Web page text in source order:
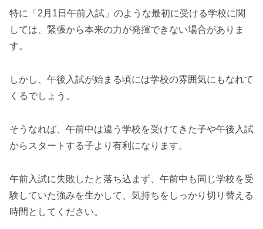
特に「2月1日午前入試」のような最初に受ける学校に関
しては、緊張から本来の力が発揮できない場合がありま
す。
しかし、午後入試が始まる頃には学校の雰囲気にもなれて
くるでしょう。
そうなれば、午前中は違う学校を受けてきた子や午後入試
からスタートする子より有利になります。
午前入試に失敗したと落ち込まず、午前中も同じ学校を受
験していた強みを生かして、気持ちをしっかり切り替える
時間としてください。